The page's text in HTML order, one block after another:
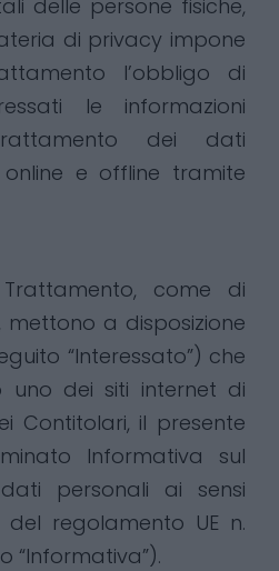
delle persone fisiche,
di privacy impone
l’obbligo di
le informazioni
dei dati
e offline tramite
come di
mettono a disposizione
“Interessato”) che
uno dei siti internet di
Contitolari, il presente
Informativa sul
personali ai sensi
regolamento UE n.
“Informativa”).